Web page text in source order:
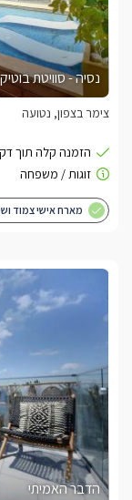
נסיה - סוויטת
צימר בצפון, נטועה
מארח אישי צמוד
הדבר האמיתי